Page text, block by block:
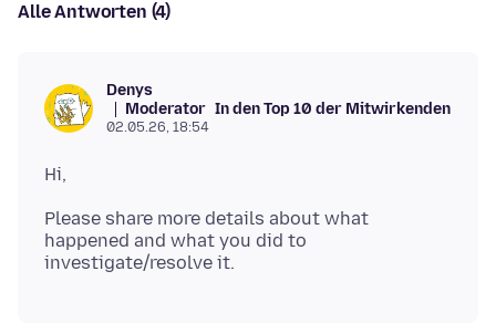
Alle Antworten (4)
Denys
Moderator In den Top 10 der Mitwirkenden
02.05.26, 18:54
Please share more details about what
happened and what you did to